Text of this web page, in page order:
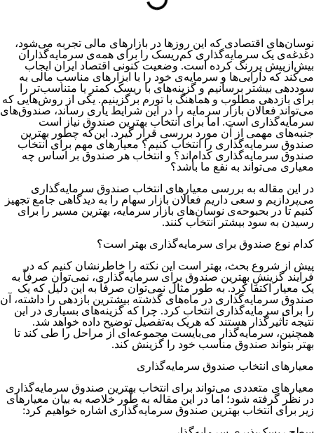
نوسان‌های اقتصادی که این روزها در بازارهای مالی تجربه می‌شود،
دغدغه‌ی یک سرمایه‌‌‌‌‌‌‌گذاری کم‌‌‌‌‌‌‌ریسک را برای همه‌ی سرمایه‌گذاران
بیش‌ازپیش پررنگ کرده است. وضعیت کنونی اقتصاد ایران ایجاب
می‌کند که دارایی‌ها و سرمایه‌ی خود را با ابزارهای مناسب مالی به
سوددهی بیشتر برسانیم و گزینه‌های با ریسک کمتر یا متناسب‌تر را
برای بازدهی مطلوب و هماهنگ با تورم برگزینیم. یکی از روش‌هایی که
می‌تواند فعالان بازار سرمایه را در این شرایط یاری رساند، صندوق‌های
سرمایه‌گذاری است. اما برای انتخاب بهترین صندوق نیاز است
جنبه‌های مهمی از آن مورد بررسی قرار گیرد. این‌که چطور بهترین
صندوق سرمایه‌گذاری را انتخاب کنیم؟ معیارهای مهم برای انتخاب
صندوق سرمایه‌گذاری کدام‌اند؟ و انتخاب هر صندوق بر اساس چه
معیاری می‌تواند به نفع ما باشد؟
در این مقاله به بررسی معیارهای انتخاب صندوق سرمایه‌گذاری
می‌پردازیم و سعی داریم فعالان بازار سهام را به دیدگاهی جامع تجهیز
کنیم تا در بحبوحه‌ی نوسان‌های بازار سرمایه، بهترین مسیر را برای
رسیدن به سود بیشتر انتخاب کنند.
کدام نوع صندوق برای سرمایه‌‌‌‌‌‌‌گذاری بهتر است؟
پیش از شروع بحث، بهتر است این نکته را خاطرنشان کنیم که در
فرایند گزینشِ بهترین صندوق برای سرمایه‌گذاری، نمی‌‌‌‌‌‌‌توان صرفاً به
یک معیار اکتفا کرد. به طور مثال نمی‌توان صرفاً به این دلیل که یک
صندوق سرمایه‌گذاری در ماه‌های گذشته بیشترین بازدهی را داشته، آن
را برای سرمایه‌گذاری انتخاب کرد. چرا که گزینه‌های بسیاری در این
نتیجه تأثیرگذار هستند که هریک به‌تفصیل توضیح داده خواهد شد.
همچنین، سرمایه‌گذار می‌بایست مجموعه‌ای از مراحل را طی کند تا
بهتر بتواند صندوق مناسب خود را گزینش کند.
معیارهای انتخاب صندوق سرمایه‌گذاری
معیارهای متعددی می‌‌‌‌‌‌‌تواند برای انتخاب بهترین صندوق سرمایه‌‌‌‌‌‌‌گذاری
در نظر گرفته شود؛ اما در این مقاله به طور خلاصه به بیان معیارهای
زیر برای انتخاب بهترین صندوق سرمایه‌گذاری اشاره خواهیم کرد: